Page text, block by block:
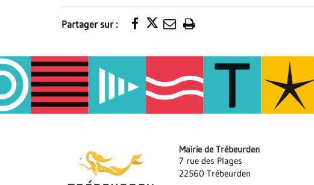
Partager sur :
Imprimer
Mairie de Trébeurden
7 rue des Plages
22560 Trébeurden